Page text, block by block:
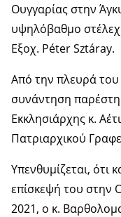
Ουγγαρίας στην
υψηλόβαθμο
Εξοχ. Péter Sztáray.
Από την πλευρά του
συνάντηση
Εκκλησιάρχης κ.
Πατριαρχικού
Υπενθυμίζεται, ότι
επίσκεψή του στην
2021, ο κ.